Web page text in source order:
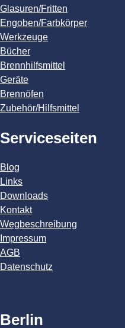
Glasuren/Fritten
Engoben/Farbkörper
Werkzeuge
Bücher
Brennhilfsmittel
Geräte
Brennöfen
Zubehör/Hilfsmittel
Serviceseiten
Blog
Links
Downloads
Kontakt
Wegbeschreibung
Impressum
AGB
Datenschutz
Berlin